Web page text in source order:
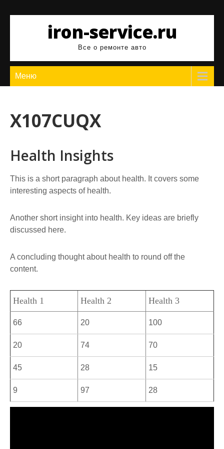
содержимомуiron-service.ru
Все о ремонте авто
Меню
X107CUQX
Health Insights
This is a short paragraph about health. It covers some
interesting aspects of health.
Another short insight into health. Key ideas are briefly
discussed here.
A concluding thought about health to round off the
content.
Health 1 Health 2 Health 3
66 20 100
20 74 70
45 28 15
9 97 28